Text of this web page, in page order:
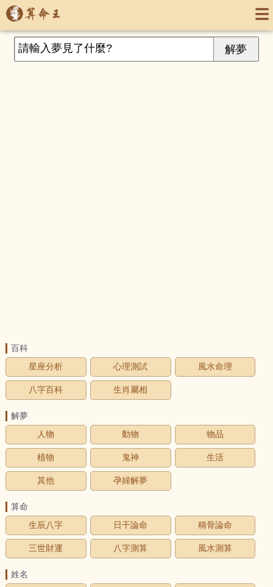
百科
星座分析
心理測試 風水命理
八字百科 生肖屬相
解夢
人物
動物 物品
植物 鬼神 生活
其他 孕婦解夢
算命
生辰八字
日干論命 稱骨論命
三世財運 八字測算 風水測算
姓名